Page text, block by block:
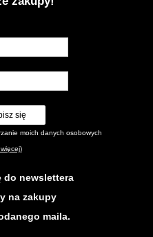
się
moich danych osobowych
do newslettera
na zakupy
maila.